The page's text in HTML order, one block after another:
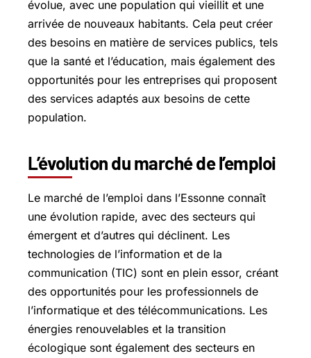
évolue, avec une population qui vieillit et une
arrivée de nouveaux habitants. Cela peut créer
des besoins en matière de services publics, tels
que la santé et l’éducation, mais également des
opportunités pour les entreprises qui proposent
des services adaptés aux besoins de cette
population.
L’évolution du marché de l’emploi
Le marché de l’emploi dans l’Essonne connaît
une évolution rapide, avec des secteurs qui
émergent et d’autres qui déclinent. Les
technologies de l’information et de la
communication (TIC) sont en plein essor, créant
des opportunités pour les professionnels de
l’informatique et des télécommunications. Les
énergies renouvelables et la transition
écologique sont également des secteurs en